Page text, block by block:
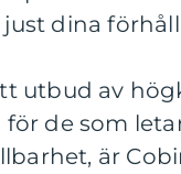
dina
utbud av
för de som
är